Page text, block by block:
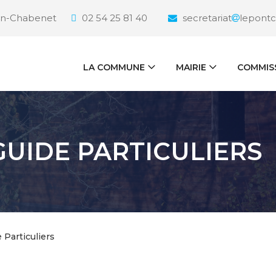
Chabenet 02 54 25 81 40 secretariat
LA COMMUNE MAIRIE
PARTICULIERS
Particuliers